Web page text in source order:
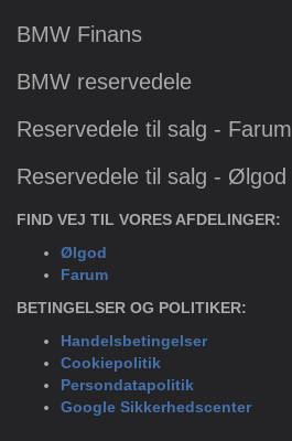
BMW Finans
BMW reservedele
Reservedele til salg - Farum
Reservedele til salg - Ølgod
FIND VEJ TIL VORES AFDELINGER:
Ølgod
Farum
BETINGELSER OG POLITIKER:
Handelsbetingelser
Cookiepolitik
Persondatapolitik
Google Sikkerhedscenter